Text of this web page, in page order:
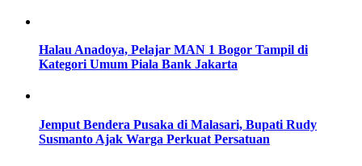
Halau Anadoya, Pelajar MAN 1 Bogor Tampil di
Kategori Umum Piala Bank Jakarta
Jemput Bendera Pusaka di Malasari, Bupati Rudy
Susmanto Ajak Warga Perkuat Persatuan